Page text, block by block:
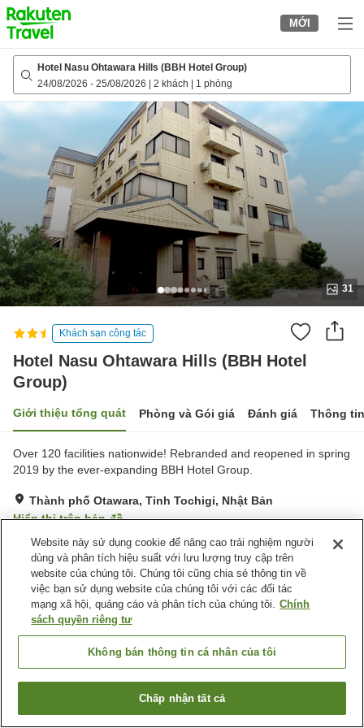
to
top
page
MỚI
Hotel Nasu Ohtawara Hills (BBH Hotel Group)
24/08/2026 - 25/08/2026 2 khách 1 phòng
31
Khách sạn công tác
Hotel Nasu Ohtawara Hills (BBH Hotel
Group)
Giới thiệu tổng quát Phòng và Gói giá Đánh giá Thông
Over 120 facilities nationwide! Rebranded and reopened in spring
2019 by the ever-expanding BBH Hotel Group.
Thành phố Otawara, Tỉnh Tochigi, Nhật Bản
Hiển thị trên bản đồ
Tốt Đánh giá:206lượt
Tiện nghi chỗ nghỉ
Bãi đỗ xe
Trang chủ Nhật Bản Tỉnh Tochigi
Thành phố Otawara
Tìm phòng trống
Website này sử dụng cookie để nâng cao trải nghiệm người
dùng và phân tích hiệu suất với lưu lượng truy cập trên
website của chúng tôi. Chúng tôi cũng chia sẻ thông tin về
việc bạn sử dụng website của chúng tôi với các đối tác
mạng xã hội, quảng cáo và phân tích của chúng tôi. Chính
sách quyền riêng tư
Không bán thông tin cá nhân của tôi
Chấp nhận tất cả